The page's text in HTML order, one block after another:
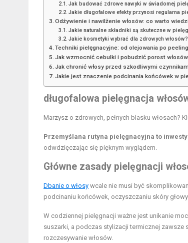
Jak budować zdrowe nawyki w świadomej
Jakie długofalowe efekty przynosi regularna
Odżywienie i nawilżenie włosów: co warto
Jakie naturalne składniki są skuteczne w
Jakie kosmetyki wybrać dla zdrowych włosów?
Techniki pielęgnacyjne: od olejowania po
Jak wzmocnić cebulki i pobudzić porost
Jak chronić włosy przed szkodliwymi
Jakie jest znaczenie podcinania końcówek w
długofalowa pielęgnacja
Marzysz o zdrowych, pełnych blasku włosach?
Przemyślana rutyna pielęgnacyjna to
odwdzięczając się pięknym wyglądem.
Główne zasady pielęgnacji
Dbanie o włosy wcale nie musi być
podcinaniu końcówek, oczyszczaniu skóry
W codziennej pielęgnacji ważne jest unikanie
suszarki, a podczas stylizacji termicznej zawsze
rozczesywanie włosów.